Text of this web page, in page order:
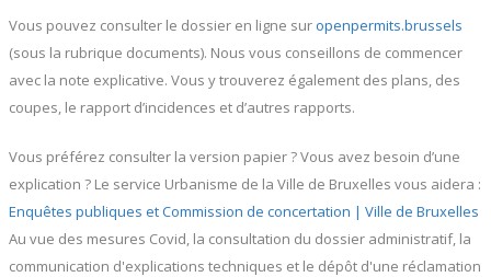
Vous pouvez consulter le dossier en ligne suropenpermits.brussels
(sous la rubrique documents). Nous vous conseillons de commencer
avec la note explicative. Vous y trouverez également des plans, des
coupes, le rapport d’incidences et d’autres rapports.
Vous préférez consulter la version papier ? Vous avez besoin d’une
explication ? Le service Urbanisme de la Ville de Bruxelles vous aidera :
Enquêtes publiques et Commission de concertation | Ville de Bruxelles
Au vue des mesures Covid, la consultation du dossier administratif, la
communication d'explications techniques et le dépôt d'une réclamation